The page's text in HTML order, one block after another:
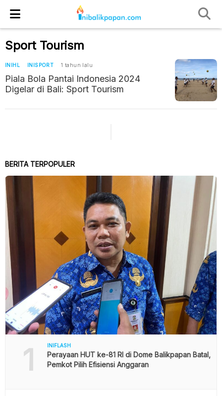
Sport Tourism
INIHL INISPORT 1 tahun lalu
Piala Bola Pantai Indonesia 2024
Digelar di Bali: Sport Tourism
BERITA TERPOPULER
1 INIFLASH
Perayaan HUT ke-81 RI di Dome Balikpapan Batal,
Pemkot Pilih Efisiensi Anggaran